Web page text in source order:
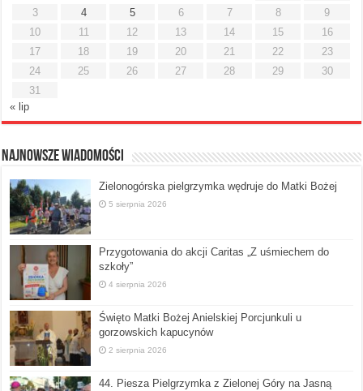
3
4 5 6 7 8
9
10
11 12 13 14 15
16
17
18 19 20 21 22
23
24
25 26 27 28 29
30
31
« lip
Najnowsze Wiadomości
Zielonogórska pielgrzymka wędruje do Matki Bożej
5 sierpnia 2026
Przygotowania do akcji Caritas „Z uśmiechem do
szkoły”
4 sierpnia 2026
Święto Matki Bożej Anielskiej Porcjunkuli u
gorzowskich kapucynów
2 sierpnia 2026
44. Piesza Pielgrzymka z Zielonej Góry na Jasną